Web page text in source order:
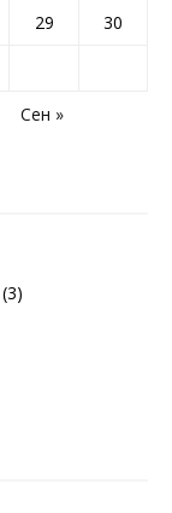
29
30
Сен »
(3)